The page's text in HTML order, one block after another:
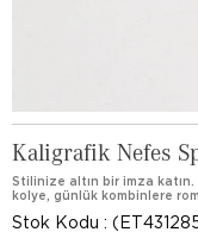
Kaligrafik Nefes
Stilinize altın bir imza
kolye, günlük kombinlere
Stok Kodu